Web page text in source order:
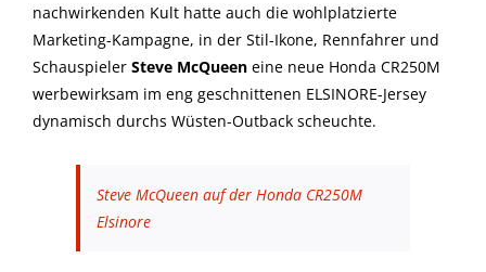
nachwirkenden Kult hatte auch die wohlplatzierte
Marketing-Kampagne, in der Stil-Ikone, Rennfahrer und
Schauspieler Steve McQueeneine neue Honda CR250M
werbewirksam im eng geschnittenen ELSINORE-Jersey
dynamisch durchs Wüsten-Outback scheuchte.
Steve McQueen auf der Honda CR250M
Elsinore